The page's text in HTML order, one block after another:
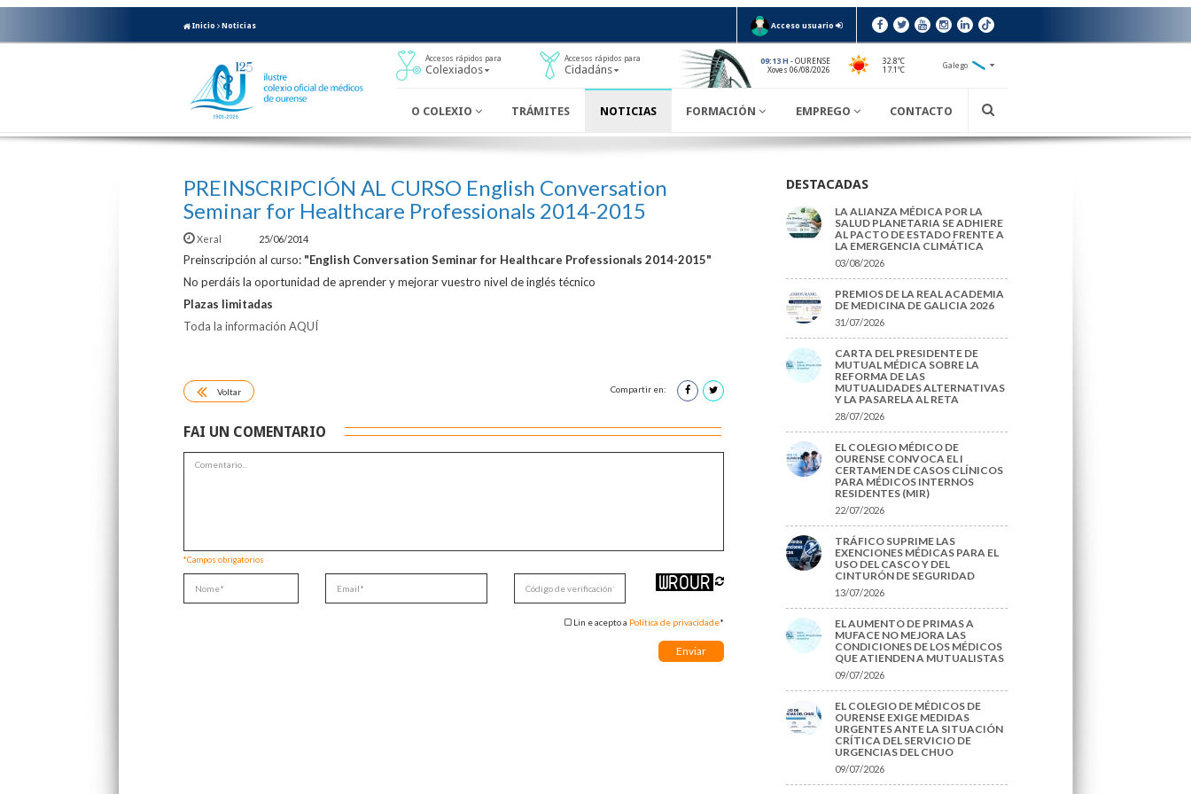
Inicio Noticias Acceso usuario
Accesos rápidos para
Colexiados
Accesos rápidos para
Cidadáns
09:13 H - OURENSE
Xoves 06/08/2026
32.8ºC
17.1ºC
Galego
O COLEXIO TRÁMITES NOTICIAS FORMACIÓN EMPREGO CONTACTO
PREINSCRIPCIÓN AL CURSO English Conversation
Seminar for Healthcare Professionals 2014-2015
Xeral 25/06/2014
Preinscripción al curso: "English Conversation Seminar for Healthcare Professionals 2014-2015"
No perdáis la oportunidad de aprender y mejorar vuestro nivel de inglés técnico
Plazas limitadas
Toda la información AQUÍ
Voltar Compartir en:
FAI UN COMENTARIO
*Campos obrigatorios
Lin e acepto a Política de privacidade*
DESTACADAS
LA ALIANZA MÉDICA POR LA
SALUD PLANETARIA SE ADHIERE
AL PACTO DE ESTADO FRENTE A
LA EMERGENCIA CLIMÁTICA
03/08/2026
PREMIOS DE LA REAL ACADEMIA
DE MEDICINA DE GALICIA 2026
31/07/2026
CARTA DEL PRESIDENTE DE
MUTUAL MÉDICA SOBRE LA
REFORMA DE LAS
MUTUALIDADES ALTERNATIVAS
Y LA PASARELA AL RETA
28/07/2026
EL COLEGIO MÉDICO DE
OURENSE CONVOCA EL I
CERTAMEN DE CASOS CLÍNICOS
PARA MÉDICOS INTERNOS
RESIDENTES (MIR)
22/07/2026
TRÁFICO SUPRIME LAS
EXENCIONES MÉDICAS PARA EL
USO DEL CASCO Y DEL
CINTURÓN DE SEGURIDAD
13/07/2026
EL AUMENTO DE PRIMAS A
MUFACE NO MEJORA LAS
CONDICIONES DE LOS MÉDICOS
QUE ATIENDEN A MUTUALISTAS
09/07/2026
EL COLEGIO DE MÉDICOS DE
OURENSE EXIGE MEDIDAS
URGENTES ANTE LA SITUACIÓN
CRÍTICA DEL SERVICIO DE
URGENCIAS DEL CHUO
09/07/2026